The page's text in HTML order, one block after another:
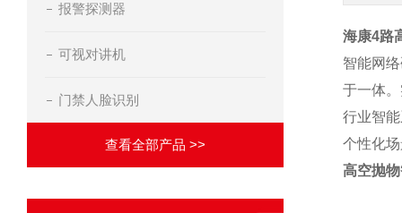
报警探测器
可视对讲机
门禁人脸识别
查看全部产品 >>
海康4路
智能网
于一体
行业智
个性化
高空抛